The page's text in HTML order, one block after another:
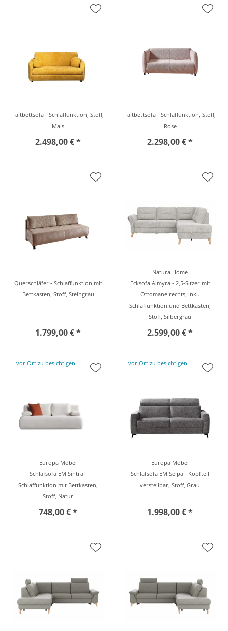
Faltbettsofa - Schlaffunktion, Stoff,
Mais
2.498,00 € *
Faltbettsofa - Schlaffunktion, Stoff,
Rose
2.298,00 € *
Querschläfer - Schlaffunktion mit
Bettkasten, Stoff, Steingrau
1.799,00 € *
Natura Home
Ecksofa Almyra - 2,5-Sitzer mit
Ottomane rechts, inkl.
Schlaffunktion und Bettkasten,
Stoff, Silbergrau
2.599,00 € *
vor Ort zu besichtigen
Europa Möbel
Schlafsofa EM Sintra -
Schlaffunktion mit Bettkasten,
Stoff, Natur
748,00 € *
vor Ort zu besichtigen
Europa Möbel
Schlafsofa EM Seipa - Kopfteil
verstellbar, Stoff, Grau
1.998,00 € *